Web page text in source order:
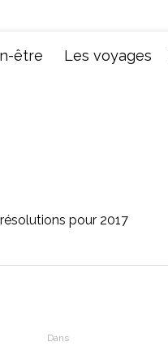
être Les voyages
pour 2017
Dans